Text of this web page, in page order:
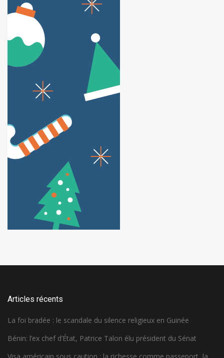
Articles récents
La foi bradée : le scandale du silence religieux en Guinée
Bénin: l’ex chef d’État, Patrice Talon élu président du Sénat